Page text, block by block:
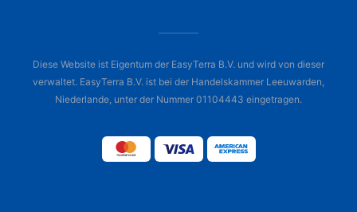
Diese Website ist Eigentum der EasyTerra B.V. und wird von dieser
verwaltet. EasyTerra B.V. ist bei der Handelskammer Leeuwarden,
Niederlande, unter der Nummer 01104443 eingetragen.